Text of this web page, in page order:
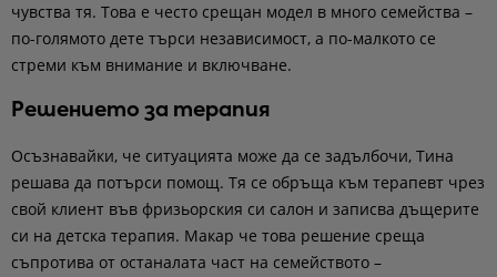
чувства тя. Това е често срещан модел в много семейства –
по-голямото дете търси независимост, а по-малкото се
стреми към внимание и включване.
Решението за терапия
Осъзнавайки, че ситуацията може да се задълбочи, Тина
решава да потърси помощ. Тя се обръща към терапевт чрез
свой клиент във фризьорския си салон и записва дъщерите
си на детска терапия. Макар че това решение среща
съпротива от останалата част на семейството –